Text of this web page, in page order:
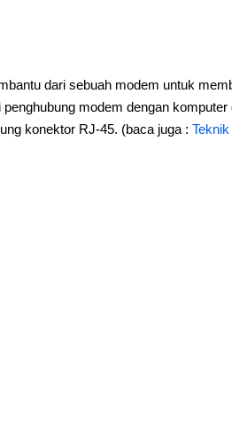
dari sebuah modem untuk
modem dengan
konektor RJ-45. (baca juga :